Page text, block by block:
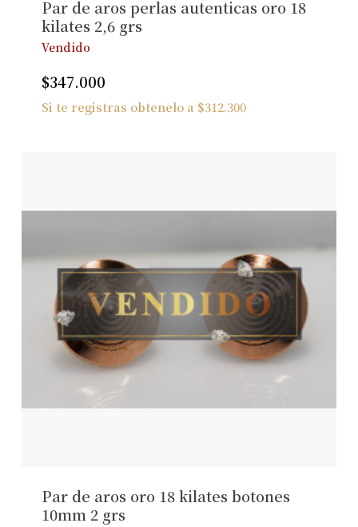
Ver Joyas
Par de aros perlas autenticas oro 18
kilates 2,6 grs
Vendido
$347.000
Si te registras obtenelo a $312.300
Par de aros oro 18 kilates botones
10mm 2 grs